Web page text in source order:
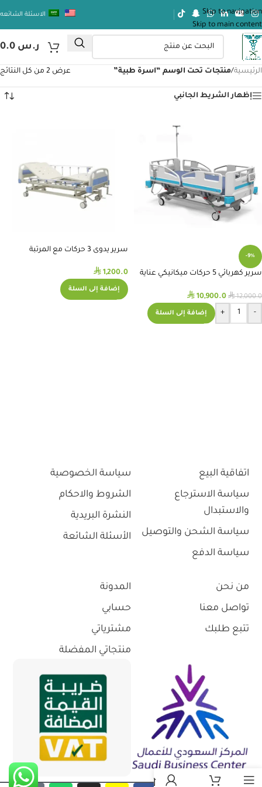
Skip to navigation
Skip to main content
الاسئلة الشائعه
ر.س
الرئيسية/منتجات تحت الوسم “اسرة طبية” عرض ⁦2⁩ من كل النتائج
إظهار الشريط الجانبي
-9%
سرير كهربائي 5 حركات ميكانيكي عناية
⃁12,000.0
⃁ 10,900.0
-
+ إضافة إلى السلة
سرير يدوى 3 حركات مع المرتبة
⃁ 1,200.0
إضافة إلى السلة
اتفاقية البيع
سياسة الاسترجاع
والاستبدال
سياسة الشحن والتوصيل
سياسة الدفع
سياسة الخصوصية
الشروط والاحكام
النشرة البريدية
الأسئلة الشائعة
من نحن
تواصل معنا
تتبع طلبك
المدونة
حسابي
مشترياتي
منتجاتي المفضلة